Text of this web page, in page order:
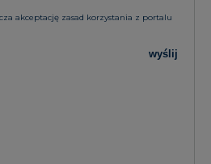
akceptację zasad korzystania z portalu
wyślij